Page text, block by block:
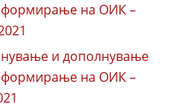
формирање на ОИК –
и дополнување
формирање на ОИК –